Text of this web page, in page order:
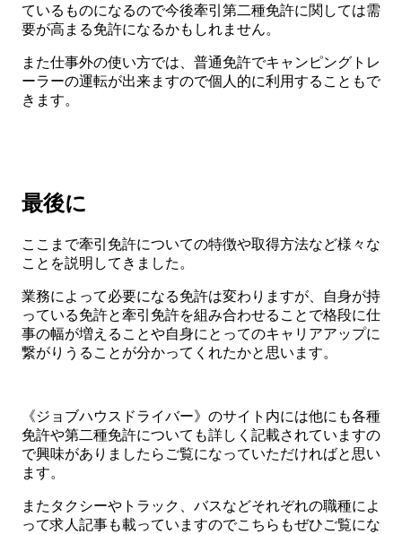
ているものになるので今後牽引第二種免許に関しては需
要が高まる免許になるかもしれません。
また仕事外の使い方では、普通免許でキャンピングトレ
ーラーの運転が出来ますので個人的に利用することもで
きます。
最後に
ここまで牽引免許についての特徴や取得方法など様々な
ことを説明してきました。
業務によって必要になる免許は変わりますが、自身が持
っている免許と牽引免許を組み合わせることで格段に仕
事の幅が増えることや自身にとってのキャリアアップに
繋がりうることが分かってくれたかと思います。
《ジョブハウスドライバー》のサイト内には他にも各種
免許や第二種免許についても詳しく記載されていますの
で興味がありましたらご覧になっていただければと思い
ます。
またタクシーやトラック、バスなどそれぞれの職種によ
って求人記事も載っていますのでこちらもぜひご覧にな